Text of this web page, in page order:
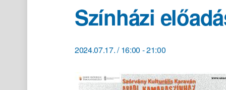
Színházi
2024.07.17. / 16:00 -21:00